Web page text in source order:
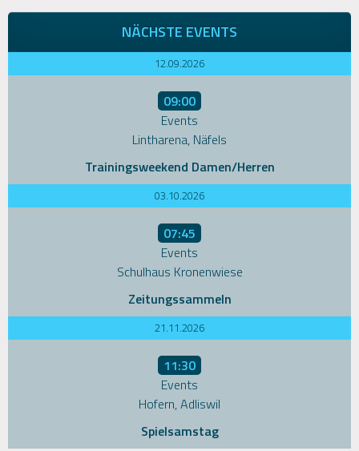
NÄCHSTE EVENTS
12.09.2026
09:00
Events
Lintharena, Näfels
Trainingsweekend Damen/Herren
03.10.2026
07:45
Events
Schulhaus Kronenwiese
Zeitungssammeln
21.11.2026
11:30
Events
Hofern, Adliswil
Spielsamstag